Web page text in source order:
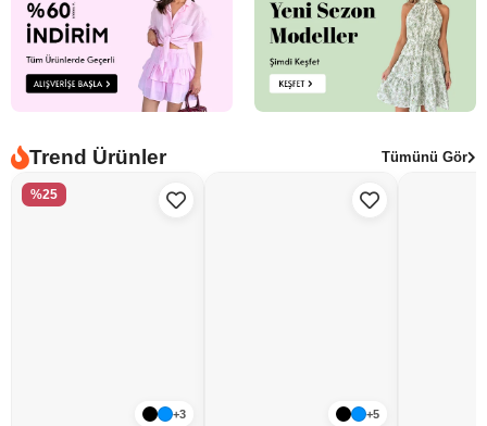
Trend Ürünler Tümünü Gör
%25
+3 +5